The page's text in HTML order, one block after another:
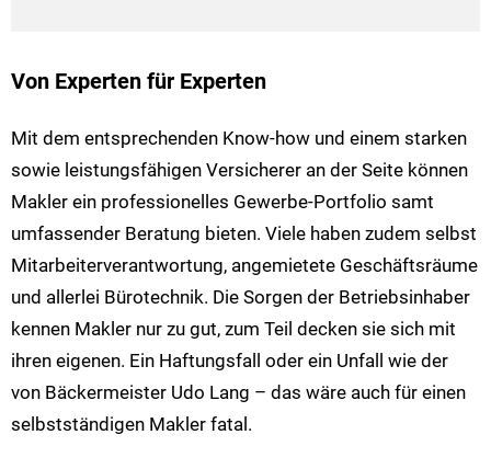
Von Experten für Experten
Mit dem entsprechenden Know-how und einem starken
sowie leistungsfähigen Versicherer an der Seite können
Makler ein professionelles Gewerbe-Portfolio samt
umfassender Beratung bieten. Viele haben zudem selbst
Mitarbeiterverantwortung, angemietete Geschäftsräume
und allerlei Bürotechnik. Die Sorgen der Betriebsinhaber
kennen Makler nur zu gut, zum Teil decken sie sich mit
ihren eigenen. Ein Haftungsfall oder ein Unfall wie der
von Bäckermeister Udo Lang – das wäre auch für einen
selbstständigen Makler fatal.